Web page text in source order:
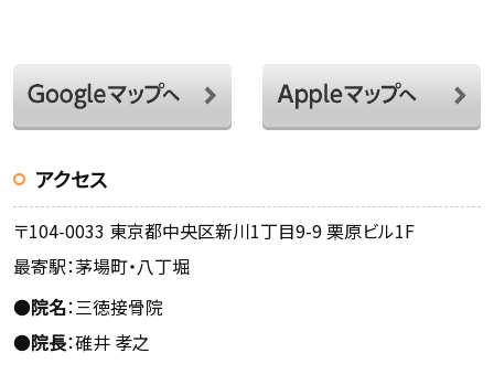
アクセス
〒104-0033 東京都中央区新川1丁目9-9 栗原ビル1F
最寄駅：茅場町・八丁堀
●院名：三徳接骨院
●院長：碓井 孝之